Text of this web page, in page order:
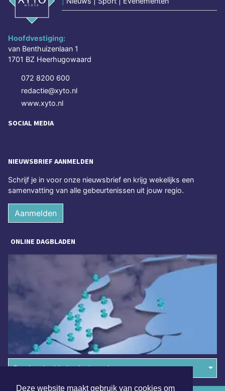
Deze website maakt gebruik van cookies om
Hoofdvestiging:
van Benthuizenlaan 1
1701 BZ Heerhugowaard
072 8200 600
redactie@xyto.nl
www.xyto.nl
SOCIAL MEDIA
NIEUWSBRIEF AANMELDEN
Schrijf je in voor onze nieuwsbrief en krijg wekelijks een
samenvatting van alle gebeurtenissen uit jouw regio.
Aanmelden
ONLINE DAGBLADEN
Overige dagbladen in de regio